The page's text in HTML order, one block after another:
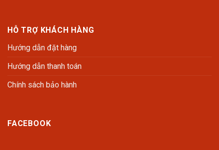
HỖ TRỢ KHÁCH HÀNG
Hướng dẫn đặt hàng
Hướng dẫn thanh toán
Chính sách bảo hành
FACEBOOK